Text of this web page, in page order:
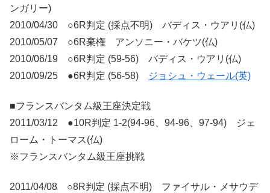
ンガリー)
2010/04/30 ○6R判定 (採点不明) バディス・ウアリ(仏)
2010/05/07 ○6R棄権 アンソニー・バケツ(仏)
2010/06/19 ○6R判定 (59-56) バディス・ウアリ(仏)
2010/09/25 ●6R判定 (56-58)
ジョシュ・ウェール(英)
■フランスバンタム級王座決定戦
2011/03/12 ●10R判定 1-2(94-96、94-96、97-94) ジェ
ローム・トーマス(仏)
※フランスバンタム級王座挑戦
2011/04/08 ○8R判定 (採点不明) ファイサル・メサウデ